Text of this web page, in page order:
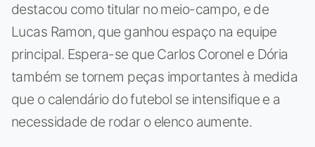
destacou como titular no meio-campo, e de
Lucas Ramon, que ganhou espaço na equipe
principal. Espera-se que Carlos Coronel e Dória
também se tornem peças importantes à medida
que o calendário do futebol se intensifique e a
necessidade de rodar o elenco aumente.